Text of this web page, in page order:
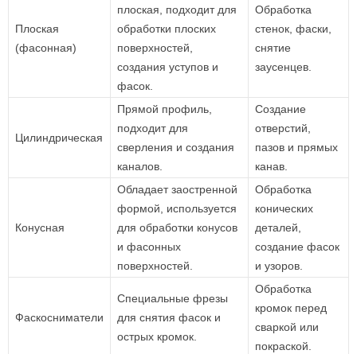
Плоская
(фасонная)
плоская, подходит для
обработки плоских
поверхностей,
создания уступов и
фасок.
Обработка
стенок, фаски,
снятие
заусенцев.
Цилиндрическая
Прямой профиль,
подходит для
сверления и создания
каналов.
Создание
отверстий,
пазов и прямых
канав.
Конусная
Обладает заостренной
формой, используется
для обработки конусов
и фасонных
поверхностей.
Обработка
конических
деталей,
создание фасок
и узоров.
Фаскосниматели
Специальные фрезы
для снятия фасок и
острых кромок.
Обработка
кромок перед
сваркой или
покраской.